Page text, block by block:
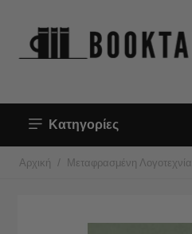
Κατηγορίες
Αρχική / Μεταφρασμένη Λογοτεχνία